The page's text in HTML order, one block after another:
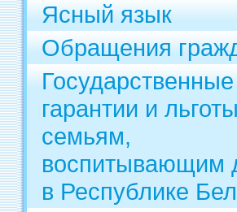
Ясный язык
Обращения
Государственные
гарантии и льготы
семьям,
воспитывающим
в Республике